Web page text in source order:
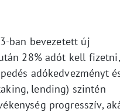
ban bevezetett új
28% adót kell fizetni,
adókedvezményt
lending) szintén
progresszív,